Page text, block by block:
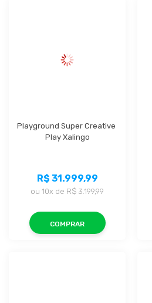
Playground Super Creative
Play Xalingo
R$ 31.999,99
ou 10x de R$ 3.199,99
COMPRAR